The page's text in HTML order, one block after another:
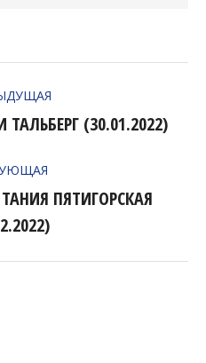
Предыдущая(30.01.2022)
Следующая
запись:
ПЯТИГОРСКАЯ